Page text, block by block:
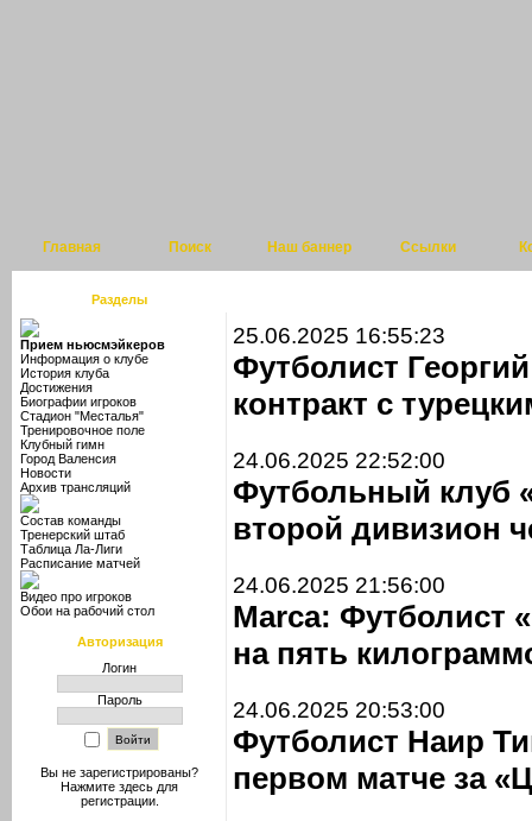
Главная Поиск Наш баннер Ссылки
Разделы
Прием ньюсмэйкеров
Информация о клубе
История клуба
Достижения
Биографии игроков
Стадион "Месталья"
Тренировочное поле
Клубный гимн
Город Валенсия
Новости
Архив трансляций
Состав команды
Тренерский штаб
Таблица Ла-Лиги
Расписание матчей
Видео про игроков
Обои на рабочий стол
Авторизация
Логин
Пароль
Вы не зарегистрированы?
Нажмите здесь для
регистрации.
25.06.2025 16:55:23
Футболист
контракт с
24.06.2025 22:52:00
Футбольный клуб
второй дивизион
24.06.2025 21:56:00
Marca: Футболист
на пять
24.06.2025 20:53:00
Футболист Наир
первом матче за